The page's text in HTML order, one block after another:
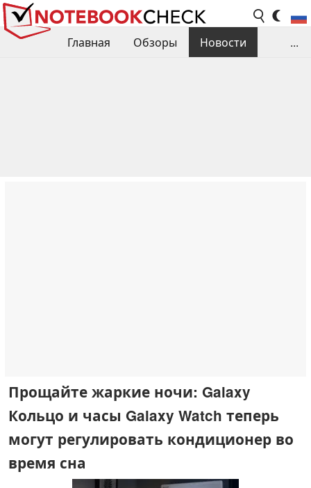
Главная Обзоры
Новости
...
Прощайте жаркие ночи: Galaxy
Кольцо и часы Galaxy Watch теперь
могут регулировать кондиционер во
время сна